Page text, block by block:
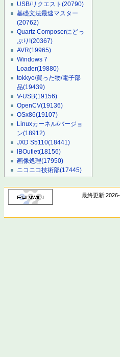
USB/リクエスト(20790)
基礎文法最速マスター
(20762)
Quartz Composerにどっ
ぷり!(20367)
AVR(19965)
Windows 7
Loader(19880)
tokkyo/買った物/電子部
品(19439)
V-USB(19156)
OpenCV(19136)
OSx86(19107)
Linuxカーネル/バージョ
ン(18912)
JXD S5110(18441)
IBOutlet(18156)
画像処理(17950)
ニコニコ技術部(17445)
最終更新